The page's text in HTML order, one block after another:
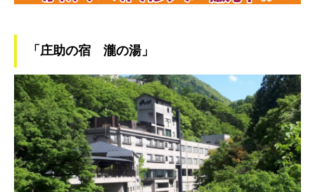
「庄助の宿 瀧の湯」